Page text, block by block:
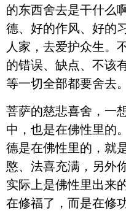
的东西舍去是干什么
德、好的作风、好的
人家，去爱护众生。
的错误、缺点、不该
等一切全部都要舍去。
菩萨的慈悲喜舍，一
中，也是在佛性里的
德是在佛性里的，就
愍、法喜充满，另外
实际上是佛性里出来
在修福了，而是在修